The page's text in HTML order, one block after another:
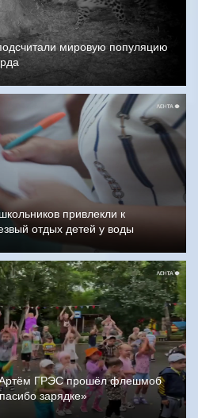
мировую популяцию
привлекли к
отдых детей у воды
Артём ГРЭС прошёл флешмоб
зарядке»